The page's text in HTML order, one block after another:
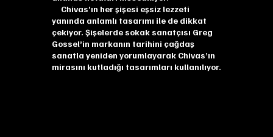
Chivas’ın her şişesi eşsiz lezzeti
yanında anlamlı tasarımı ile de dikkat
çekiyor. Şişelerde sokak sanatçısı Greg
Gossel’in markanın tarihini çağdaş
sanatla yeniden yorumlayarak Chivas’ın
mirasını kutladığı tasarımları kullanılıyor.